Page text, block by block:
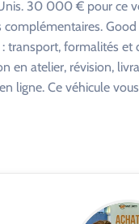
30 000 € pour ce
transport, formalités et
en atelier, révision,
ligne. Ce véhicule